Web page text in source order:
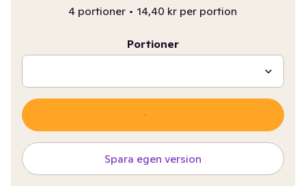
4 portioner • 14,40 kr per portion
Portioner
Spara egen version